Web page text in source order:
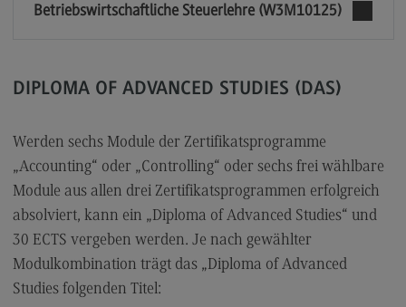
Betriebswirtschaftliche Steuerlehre (W3M10125)
DIPLOMA OF ADVANCED STUDIES (DAS)
Werden sechs Module der Zertifikatsprogramme
„Accounting“ oder „Controlling“ oder sechs frei wählbare
Module aus allen drei Zertifikatsprogrammen erfolgreich
absolviert, kann ein „Diploma of Advanced Studies“ und
30 ECTS vergeben werden. Je nach gewählter
Modulkombination trägt das „Diploma of Advanced
Studies folgenden Titel: